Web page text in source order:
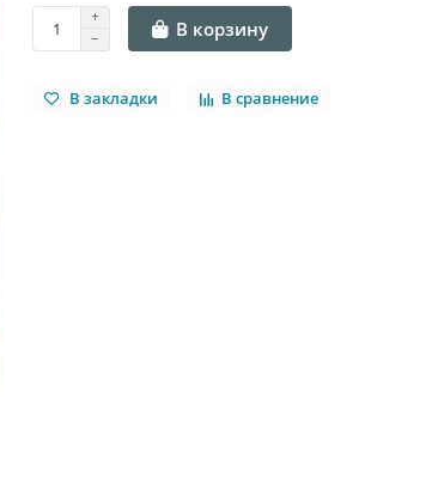
В корзину
В закладки В сравнение